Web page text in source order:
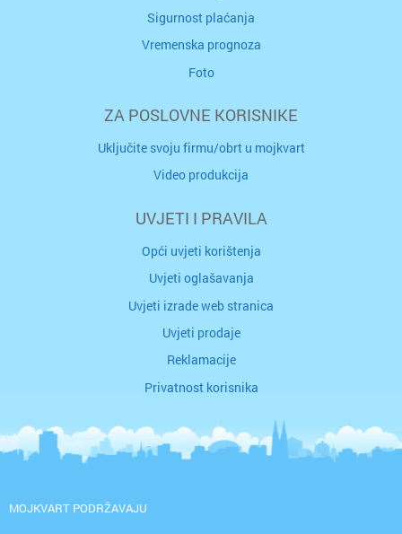
Sigurnost plaćanja
Vremenska prognoza
Foto
ZA POSLOVNE KORISNIKE
Uključite svoju firmu/obrt u mojkvart
Video produkcija
UVJETI I PRAVILA
Opći uvjeti korištenja
Uvjeti oglašavanja
Uvjeti izrade web stranica
Uvjeti prodaje
Reklamacije
Privatnost korisnika
MOJKVART PODRŽAVAJU